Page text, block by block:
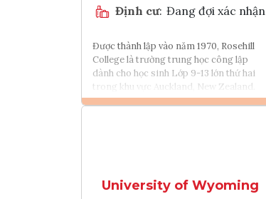
Định cư: Đang đợi xác nhận
Được thành lập vào năm 1970, Rosehill
College là trường trung học công lập
dành cho học sinh Lớp 9-13 lớn thứ hai
trong khu vực Auckland, New Zealand.
University of Wyoming